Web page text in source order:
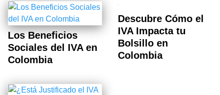
Los Beneficios
Sociales del IVA en
Colombia
Descubre Cómo el
IVA Impacta tu
Bolsillo en
Colombia